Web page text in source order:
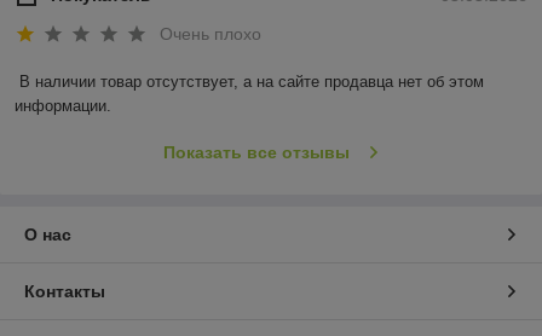
Очень плохо
В наличии товар отсутствует, а на сайте продавца нет об этом
информации.
Показать все отзывы
О нас
Контакты